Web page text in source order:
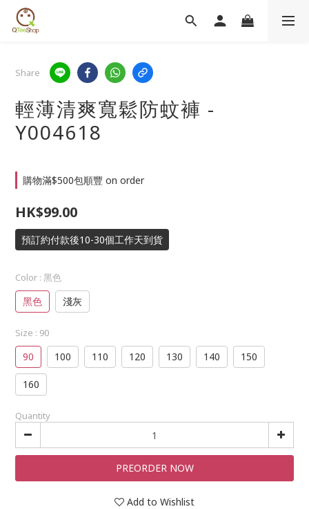
Share
輕薄清爽寬鬆防蚊褲 -
Y004618
購物滿$500包順豐 on order
HK$99.00
預訂約付款後10-30個工作天到貨
Color : 黑色
黑色 淺灰
Size : 90
90 100 110 120 130 140 150
160
Quantity
PREORDER NOW
Add to Wishlist